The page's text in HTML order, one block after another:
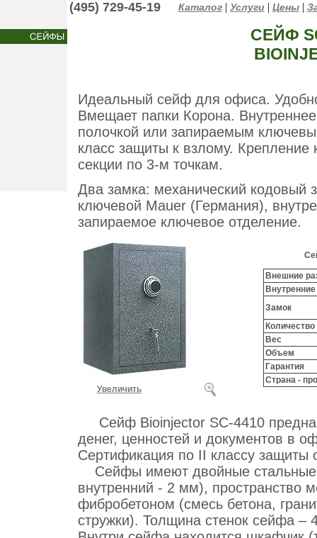
(495) 729-45-19 Каталог| Услуги| Цены|
СЕЙФ
Идеальный сейф для офиса.
Вмещает папки Корона.
полочкой или запираемым
класс защиты к взлому. Крепление
секции по 3-м точкам.
Два замка: механический
ключевой Mauer (Германия),
запираемое ключевое отделение.
Увеличить
Внешние
Замок
Вес
Объем
Гарантия
Страна -
Сейф Bioinjector SC-4410
денег, ценностей и документов в
Сертификация по II классу
Сейфы имеют двойные стальные
внутренний - 2 мм), пространство
фибробетоном (cмесь бетона,
стружки). Толщина стенок сейфа